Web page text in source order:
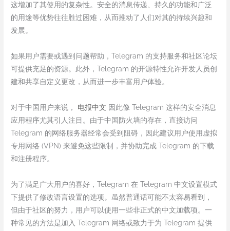
这增加了其使用的复杂性。安全的消息传递、持久的功能和广泛
的用途等优势往往胜过困难，从而推动了人们对其的持续兴趣和
发展。
如果用户需要或遇到问题帮助，Telegram 的支持服务和社区论坛
可提供充足的资源。此外，Telegram 的开源特性允许开发人员创
建和共享自定义更改，从而进一步丰富用户体验。
对于中国用户来说， 电报中文 因此像 Telegram 这样的安全消息
应用程序尤其引人注目。由于中国防火墙的存在，直接访问
Telegram 的网络服务器经常会受到阻碍，因此建议用户使用虚拟
专用网络 (VPN) 来避免这些限制，并协助完成 Telegram 的下载
和注册程序。
为了满足广大用户的喜好，Telegram 在 Telegram 中文设置模式
下提供了修改语言设置的选项。虽然普通话可能不太容易看到，
但由于社区的努力，用户可以使用一些非正式的中文加载项。一
种常见的方法是加入 Telegram 网络或致力于为 Telegram 提供